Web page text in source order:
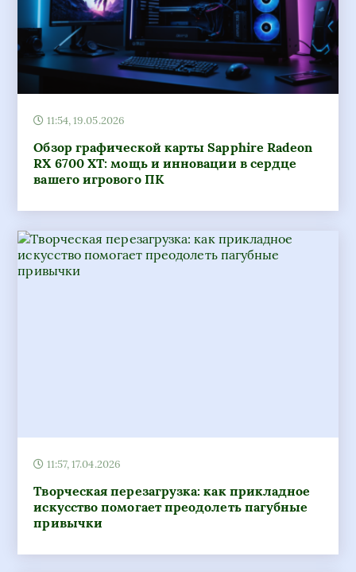
11:54, 19.05.2026
Обзор графической карты Sapphire Radeon
RX 6700 XT: мощь и инновации в сердце
вашего игрового ПК
11:57, 17.04.2026
Творческая перезагрузка: как прикладное
искусство помогает преодолеть пагубные
привычки